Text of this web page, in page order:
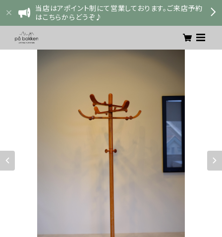
当店はアポイント制にて営業しております。ご来店予約
はこちらからどうぞ♪